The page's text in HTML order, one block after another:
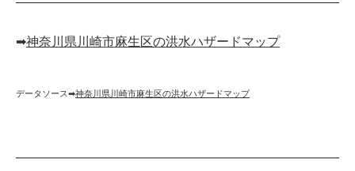
➡︎神奈川県川崎市麻生区の洪水ハザードマップ
データソース➡︎神奈川県川崎市麻生区の洪水ハザードマップ